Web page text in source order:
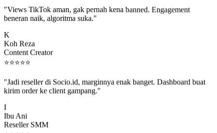
beneran naik, algoritma suka."
Koh Reza
Content Creator
⭐⭐⭐⭐⭐
kirim order ke client gampang."
Ibu Ani
Reseller SMM
⭐⭐⭐⭐⭐